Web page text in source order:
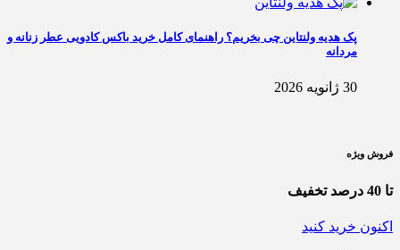
پک هدیه ولنتاین چی بخریم؟ راهنمای کامل خرید باکس کادویی عطر زنانه و
مردانه
30 ژانویه 2026
فروش ویژه
تا 40 درصد تخفیف
اکنون خرید کنید